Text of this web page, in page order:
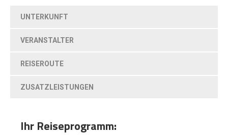
UNTERKUNFT
VERANSTALTER
REISEROUTE
ZUSATZLEISTUNGEN
Ihr Reiseprogramm: